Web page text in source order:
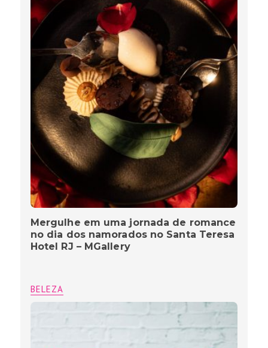
Mergulhe em uma jornada de romance
no dia dos namorados no Santa Teresa
Hotel RJ – MGallery
BELEZA